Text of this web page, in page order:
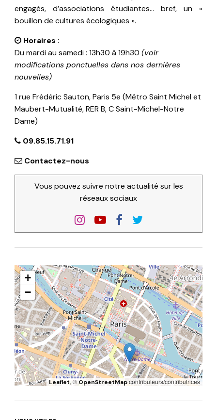
engagés, d’associations étudiantes… bref, un «
bouillon de cultures écologiques ».
Horaires :
Du mardi au samedi : 13h30 à 19h30 (voir
modifications ponctuelles dans nos dernières
nouvelles)
1 rue Frédéric Sauton, Paris 5e (Métro Saint Michel et
Maubert-Mutualité, RER B, C Saint-Michel-Notre
Dame)
09.85.15.71.91
Contactez-nous
Vous pouvez suivre notre actualité sur les
réseaux sociaux
+
−
Leaflet, ©OpenStreetMapcontributeurs/contributrices